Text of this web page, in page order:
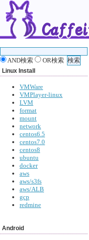
AND検索 OR検索
Linux Install
VMWare
VMPlayer-linux
LVM
format
mount
network
centos6.5
centos7.0
centos8
ubuntu
docker
aws
aws/s3fs
aws/ALB
gcp
redmine
Android